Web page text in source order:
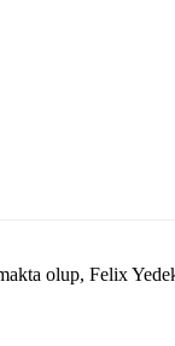
olup, Felix